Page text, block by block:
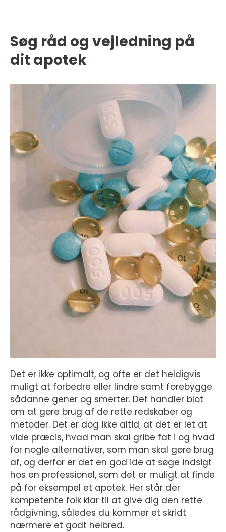
Søg råd og vejledning på
dit apotek
Det er ikke optimalt, og ofte er det heldigvis
muligt at forbedre eller lindre samt forebygge
sådanne gener og smerter. Det handler blot
om at gøre brug af de rette redskaber og
metoder. Det er dog ikke altid, at det er let at
vide præcis, hvad man skal gribe fat i og hvad
for nogle alternativer, som man skal gøre brug
af, og derfor er det en god ide at søge indsigt
hos en professionel, som det er muligt at finde
på for eksempel et apotek. Her står der
kompetente folk klar til at give dig den rette
rådgivning, således du kommer et skridt
nærmere et godt helbred.